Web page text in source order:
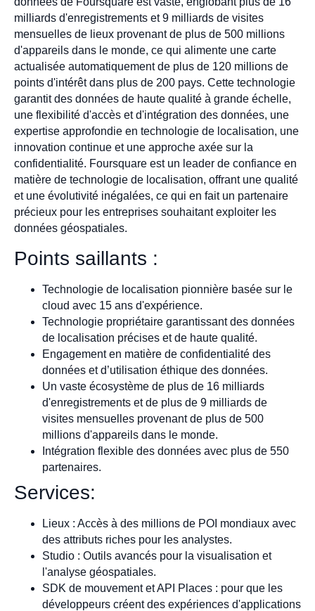
milliards d'enregistrements et 9 milliards de visites
mensuelles de lieux provenant de plus de 500 millions
d'appareils dans le monde, ce qui alimente une carte
actualisée automatiquement de plus de 120 millions de
points d'intérêt dans plus de 200 pays. Cette technologie
garantit des données de haute qualité à grande échelle,
une flexibilité d'accès et d'intégration des données, une
expertise approfondie en technologie de localisation, une
innovation continue et une approche axée sur la
confidentialité. Foursquare est un leader de confiance en
matière de technologie de localisation, offrant une qualité
et une évolutivité inégalées, ce qui en fait un partenaire
précieux pour les entreprises souhaitant exploiter les
données géospatiales.
Points saillants :
Technologie de localisation pionnière basée sur le
cloud avec 15 ans d'expérience.
Technologie propriétaire garantissant des données
de localisation précises et de haute qualité.
Engagement en matière de confidentialité des
données et d’utilisation éthique des données.
Un vaste écosystème de plus de 16 milliards
d'enregistrements et de plus de 9 milliards de
visites mensuelles provenant de plus de 500
millions d'appareils dans le monde.
Intégration flexible des données avec plus de 550
partenaires.
Services:
Lieux : Accès à des millions de POI mondiaux avec
des attributs riches pour les analystes.
Studio : Outils avancés pour la visualisation et
l'analyse géospatiales.
SDK de mouvement et API Places : pour que les
développeurs créent des expériences d'applications